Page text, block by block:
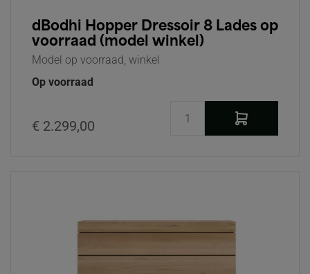
dBodhi Hopper Dressoir 8 Lades op
voorraad (model winkel)
Model op voorraad, winkel
Op voorraad
€ 2.299,00